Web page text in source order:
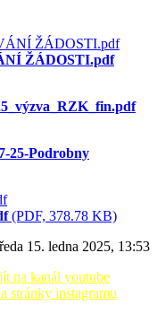
ŽÁDOSTI.pdf
25-Podrobny
(PDF, 378.78 KB)
15. ledna 2025, 13:53